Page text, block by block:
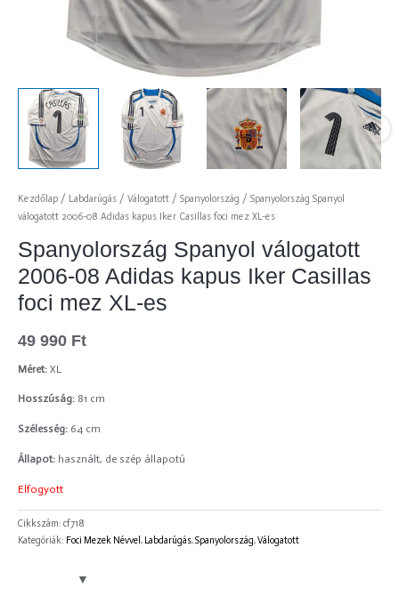
Kezdőlap / Labdarúgás / Válogatott / Spanyolország / Spanyolország Spanyol
válogatott 2006-08 Adidas kapus Iker Casillas foci mez XL-es
Spanyolország Spanyol válogatott
2006-08 Adidas kapus Iker Casillas
foci mez XL-es
49 990 Ft
Méret: XL
Hosszúság: 81 cm
Szélesség: 64 cm
Állapot: használt, de szép állapotú
Elfogyott
Cikkszám: cf718
Kategóriák: Foci Mezek Névvel , Labdarúgás,Spanyolország,Válogatott